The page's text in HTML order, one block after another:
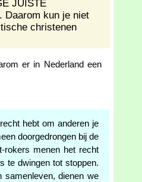
JUISTE
Daarom kun je niet
christenen
er in Nederland een
hebt om anderen je
doorgedrongen bij de
rokers menen het recht
te dwingen tot stoppen.
dienen we